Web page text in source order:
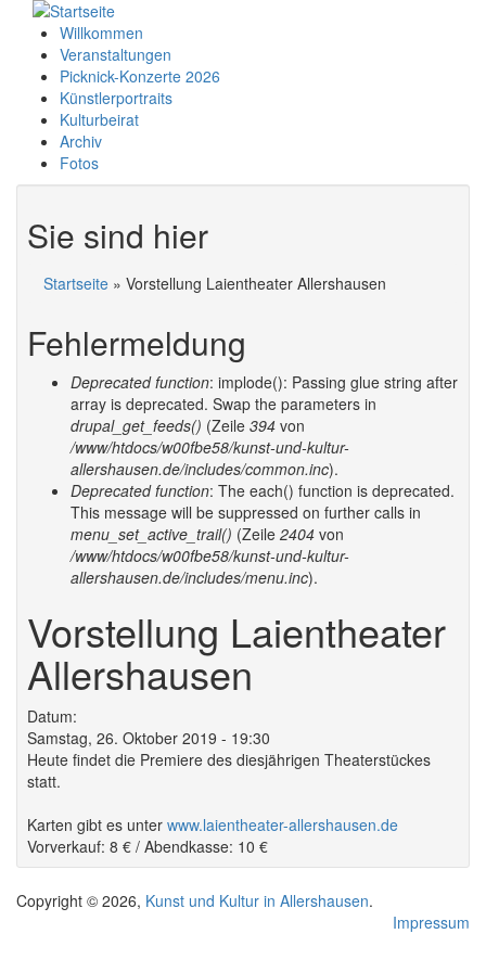
Willkommen
Veranstaltungen
Picknick-Konzerte 2026
Künstlerportraits
Kulturbeirat
Archiv
Fotos
Sie sind hier
Startseite » Vorstellung Laientheater Allershausen
Fehlermeldung
Deprecated function: implode(): Passing glue string after
array is deprecated. Swap the parameters in
drupal_get_feeds() (Zeile 394 von
/www/htdocs/w00fbe58/kunst-und-kultur-
allershausen.de/includes/common.inc).
Deprecated function: The each() function is deprecated.
This message will be suppressed on further calls in
menu_set_active_trail() (Zeile 2404 von
/www/htdocs/w00fbe58/kunst-und-kultur-
allershausen.de/includes/menu.inc).
Vorstellung Laientheater
Allershausen
Datum:
Samstag, 26. Oktober 2019 - 19:30
Heute findet die Premiere des diesjährigen Theaterstückes
statt.
Karten gibt es unter www.laientheater-allershausen.de
Vorverkauf: 8 € / Abendkasse: 10 €
Copyright © 2026, Kunst und Kultur in Allershausen.
Impressum